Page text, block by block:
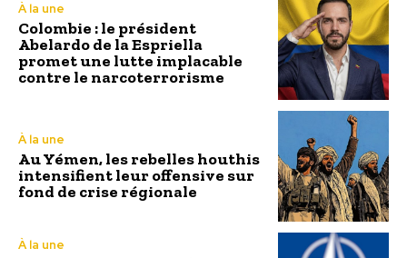
À la une
Colombie : le président
Abelardo de la Espriella
promet une lutte implacable
contre le narcoterrorisme
À la une
Au Yémen, les rebelles houthis
intensifient leur offensive sur
fond de crise régionale
À la une